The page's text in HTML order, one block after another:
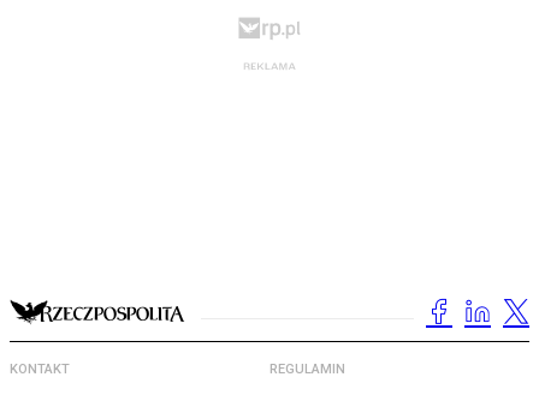
KONTAKT REGULAMIN